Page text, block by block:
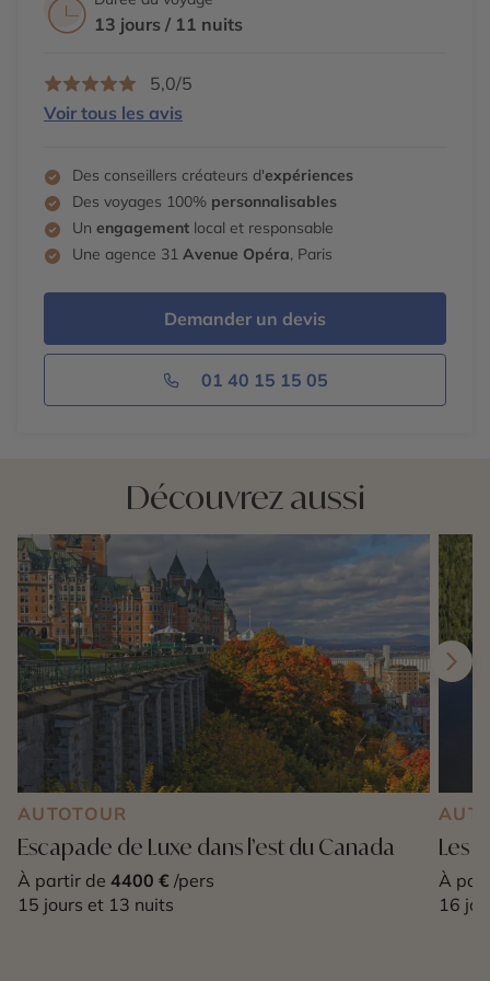
front de mer jusqu’aux quartiers historiques. En soirée,
colorée bâtie au XVIIIᵉ siècle et classée au patrimoine
son port pittoresque et ses ateliers de construction
navale. Retour à Halifax en soirée pour restituer votre
13 jours / 11 nuits
5,0/5
Voir tous les avis
Des conseillers créateurs d'expériences
Des voyages 100% personnalisables
Un engagement local et responsable
Une agence 31 Avenue Opéra, Paris
Demander un devis
01 40 15 15 05
Découvrez aussi
AUTOTOUR
Escapade de Luxe dans l’est du Canada
À partir de 4400 € /pers
15 jours et 13 nuits
Les
À
16